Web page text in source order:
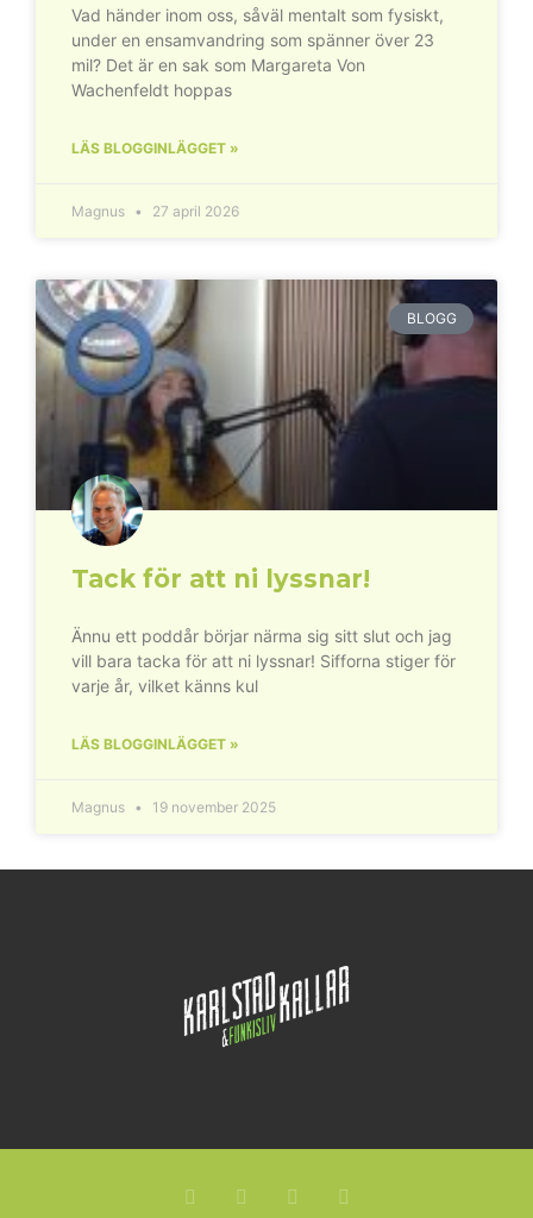
Vad händer inom oss, såväl mentalt som fysiskt,
under en ensamvandring som spänner över 23
mil? Det är en sak som Margareta Von
Wachenfeldt hoppas
LÄS BLOGGINLÄGGET »
Magnus 27 april 2026
BLOGG
Tack för att ni lyssnar!
Ännu ett poddår börjar närma sig sitt slut och jag
vill bara tacka för att ni lyssnar! Sifforna stiger för
varje år, vilket känns kul
LÄS BLOGGINLÄGGET »
Magnus 19 november 2025